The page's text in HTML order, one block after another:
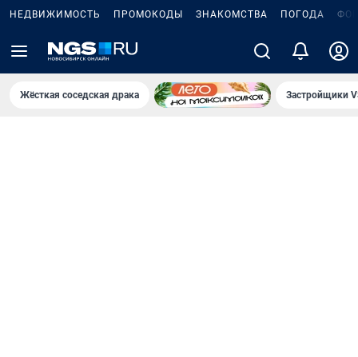
НЕДВИЖИМОСТЬ ПРОМОКОДЫ ЗНАКОМСТВА ПОГОДА
Жёсткая соседская драка Застройщики